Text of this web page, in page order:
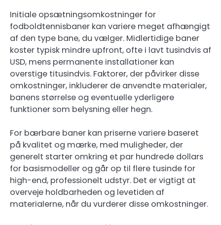
Initiale opsætningsomkostninger for
fodboldtennisbaner kan variere meget afhængigt
af den type bane, du vælger. Midlertidige baner
koster typisk mindre upfront, ofte i lavt tusindvis af
USD, mens permanente installationer kan
overstige titusindvis. Faktorer, der påvirker disse
omkostninger, inkluderer de anvendte materialer,
banens størrelse og eventuelle yderligere
funktioner som belysning eller hegn.
For bærbare baner kan priserne variere baseret
på kvalitet og mærke, med muligheder, der
generelt starter omkring et par hundrede dollars
for basismodeller og går op til flere tusinde for
high-end, professionelt udstyr. Det er vigtigt at
overveje holdbarheden og levetiden af
materialerne, når du vurderer disse omkostninger.